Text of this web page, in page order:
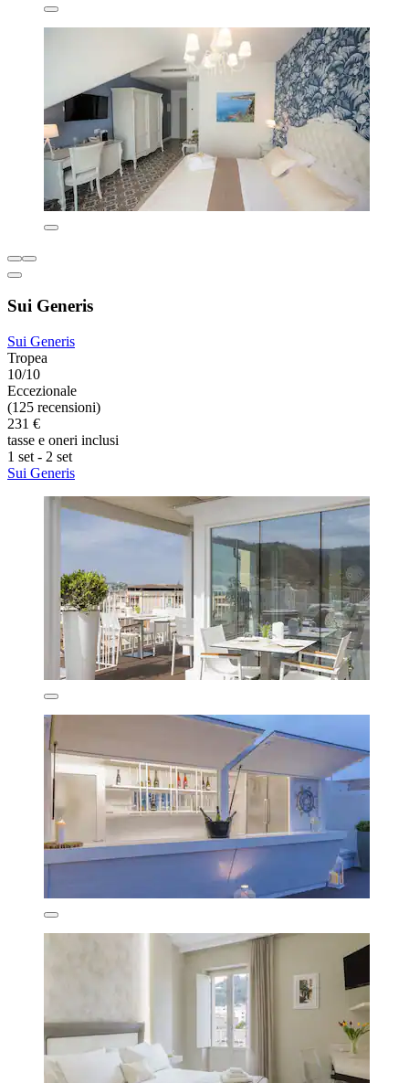
Sui Generis
Sui Generis
Tropea
10/10
Eccezionale
(125 recensioni)
231 €
tasse e oneri inclusi
1 set - 2 set
Sui Generis